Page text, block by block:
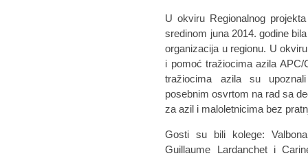
U okviru Regionalnog
sredinom juna 2014. godine
organizacija u regionu. U
i pomoć tražiocima azila
tražiocima azila su
posebnim osvrtom na rad sa
za azil i maloletnicima bez
Gosti su bili kolege:
Guillaume Lardanchet i